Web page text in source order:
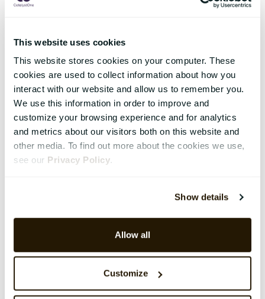
This website uses cookies
This website stores cookies on your computer. These
cookies are used to collect information about how you
interact with our website and allow us to remember you.
We use this information in order to improve and
customize your browsing experience and for analytics
and metrics about our visitors both on this website and
other media. To find out more about the cookies we use,
see our Privacy Policy.
Show details
Allow all
Customize